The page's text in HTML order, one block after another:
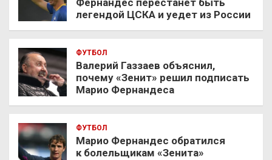
Фернандес перестанет быть
легендой ЦСКА и уедет из России
ФУТБОЛ
Валерий Газзаев объяснил,
почему «Зенит» решил подписать
Марио Фернандеса
ФУТБОЛ
Марио Фернандес обратился
к болельщикам «Зенита»